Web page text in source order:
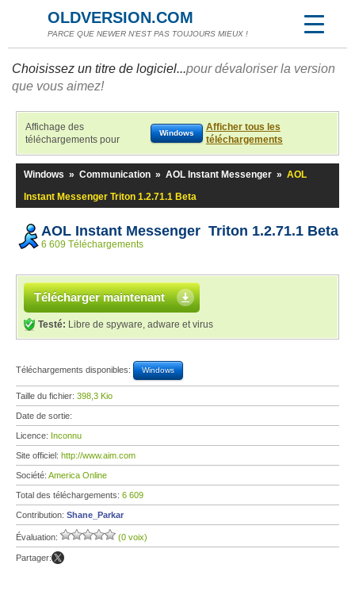
OLDVERSION.COM
PARCE QUE NEWER N'EST PAS TOUJOURS MIEUX !
Choisissez un titre de logiciel...pour dévaloriser la version
que vous aimez!
Affichage des
téléchargements pour
Windows
Afficher tous les
téléchargements
Windows » Communication » AOL Instant Messenger » AOL
Instant Messenger Triton 1.2.71.1 Beta
AOL Instant Messenger Triton 1.2.71.1 Beta
6 609 Téléchargements
Télécharger maintenant
Testé: Libre de spyware, adware et virus
Téléchargements disponibles: Windows
Taille du fichier: 398,3 Kio
Date de sortie:
Licence: Inconnu
Site officiel: http://www.aim.com
Société: America Online
Total des téléchargements: 6 609
Contribution: Shane_Parkar
Évaluation: (0 voix)
Partager: